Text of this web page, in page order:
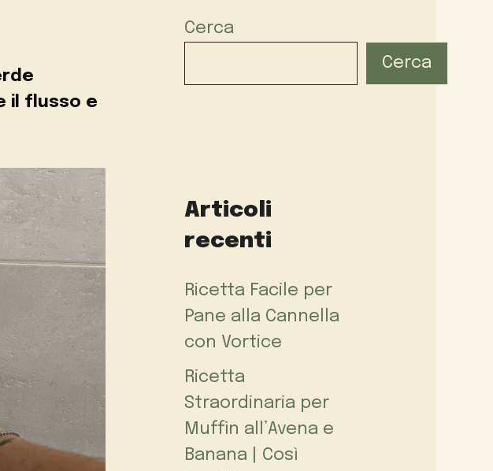
il flusso e
Cerca
Cerca
Articoli
recenti
Ricetta Facile per
Pane alla Cannella
con Vortice
Ricetta
Straordinaria per
Muffin all’Avena e
Banana | Così